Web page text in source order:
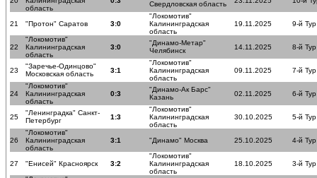
область
Свердловская область
21 "Протон" Саратов 3:0
"Локомотив"
Калининградская
область
19.11.2025 9-й Тур
22
"Локомотив"
Калининградская
область
3:0
"Динамо-Метар"
Челябинск
14.11.2025 8-й Тур
23
"Заречье-Одинцово"
Московская область
3:1
"Локомотив"
Калининградская
область
09.11.2025 7-й Тур
24
"Локомотив"
Калининградская
область
0:3
"Динамо-Ак Барс"
Казань
02.11.2025 6-й Тур
25
"Ленинградка" Санкт-
Петербург
1:3
"Локомотив"
Калининградская
область
30.10.2025 5-й Тур
26
"Локомотив"
Калининградская
область
3:1 "Динамо" Москва 25.10.2025 4-й Тур
27 "Енисей" Красноярск 3:2
"Локомотив"
Калининградская
область
18.10.2025 3-й Тур